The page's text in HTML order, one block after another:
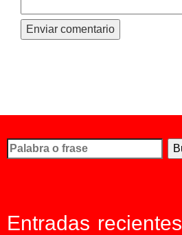
Busco...
Entradas recientes